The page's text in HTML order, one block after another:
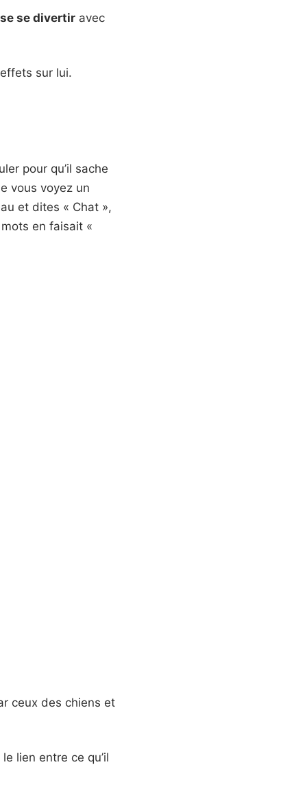
se divertir avec
sur lui.
pour qu’il sache
vous voyez un
et dites « Chat »,
en faisait «
ceux des chiens et
lien entre ce qu’il